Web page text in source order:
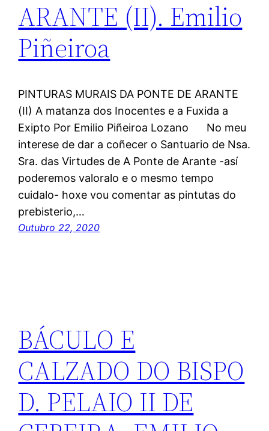
ARANTE (II). Emilio
Piñeiroa
PINTURAS MURAIS DA PONTE DE ARANTE
(II) A matanza dos Inocentes e a Fuxida a
Exipto Por Emilio Piñeiroa Lozano No meu
interese de dar a coñecer o Santuario de Nsa.
Sra. das Virtudes de A Ponte de Arante -así
poderemos valoralo e o mesmo tempo
cuidalo- hoxe vou comentar as pintutas do
prebisterio,…
Outubro 22, 2020
BÁCULO E
CALZADO DO BISPO
D. PELAIO II DE